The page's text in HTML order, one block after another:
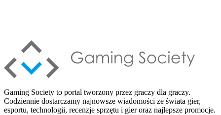
Gaming Society to portal tworzony przez graczy dla graczy.
Codziennie dostarczamy najnowsze wiadomości ze świata gier,
esportu, technologii, recenzje sprzętu i gier oraz najlepsze promocje.